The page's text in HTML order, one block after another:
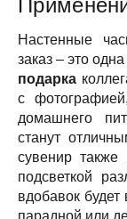
Настенные
заказ – это
подарка
с
домашнего
станут
сувенир также
подсветкой
вдобавок
парадной или